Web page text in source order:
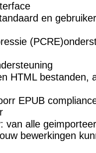
en
HTML bestanden,
EPUB
van alle
bewerkingen